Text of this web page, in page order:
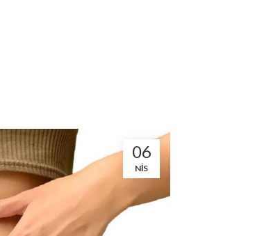
06
NIS